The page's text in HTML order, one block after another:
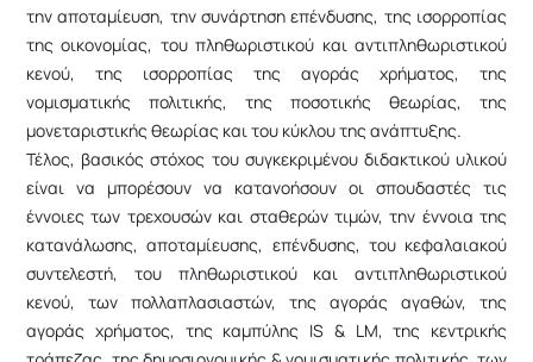
την αποταμίευση, την συνάρτηση επένδυσης, της ισορροπίας
της οικονομίας, του πληθωριστικού και αντιπληθωριστικού
κενού, της ισορροπίας της αγοράς χρήματος, της
νομισματικής πολιτικής, της ποσοτικής θεωρίας, της
μονεταριστικής θεωρίας και του κύκλου της ανάπτυξης.
Τέλος, βασικός στόχος του συγκεκριμένου διδακτικού υλικού
είναι να μπορέσουν να κατανοήσουν οι σπουδαστές τις
έννοιες των τρεχουσών και σταθερών τιμών, την έννοια της
κατανάλωσης, αποταμίευσης, επένδυσης, του κεφαλαιακού
συντελεστή, του πληθωριστικού και αντιπληθωριστικού
κενού, των πολλαπλασιαστών, της αγοράς αγαθών, της
αγοράς χρήματος, της καμπύλης IS & LM, της κεντρικής